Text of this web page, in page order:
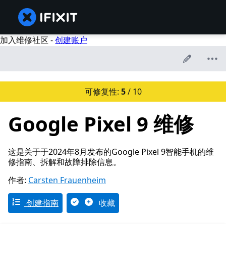
加入维修社区 -创建账户
可修复性: 5/ 10
Google Pixel 9 维修
这是关于于2024年8月发布的Google Pixel 9智能手机的维
修指南、拆解和故障排除信息。
作者: Carsten Frauenheim
创建指南 收藏